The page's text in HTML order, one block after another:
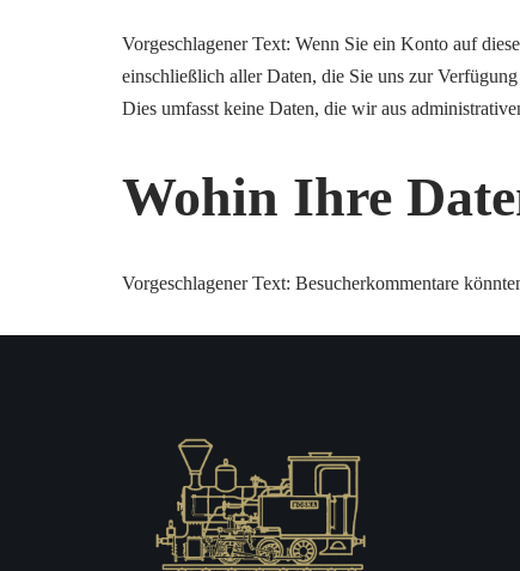
Vorgeschlagener Text: Wenn Sie ein Konto auf
einschließlich aller Daten, die Sie uns zur
Dies umfasst keine Daten, die wir aus
Wohin Ihre
Vorgeschlagener Text: Besucherkommentare